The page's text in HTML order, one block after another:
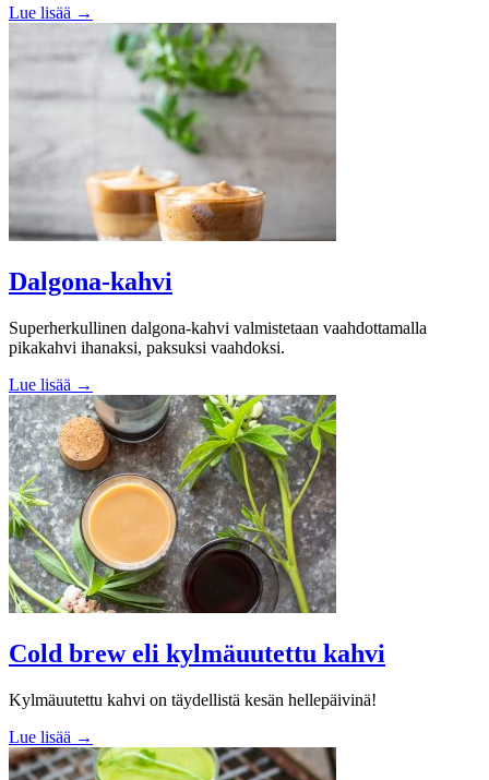
Lue lisää →
Dalgona-kahvi
Superherkullinen dalgona-kahvi valmistetaan vaahdottamalla
pikakahvi ihanaksi, paksuksi vaahdoksi.
Lue lisää →
Cold brew eli kylmäuutettu kahvi
Kylmäuutettu kahvi on täydellistä kesän hellepäivinä!
Lue lisää →